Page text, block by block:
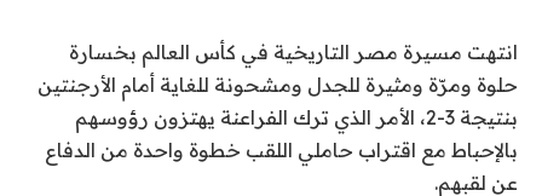
انتهت مسيرة مصر التاريخية في كأس العالم بخسارة
حلوة ومرّة ومثيرة للجدل ومشحونة للغاية أمام الأرجنتين
بنتيجة 3-2، الأمر الذي ترك الفراعنة يهتزون رؤوسهم
بالإحباط مع اقتراب حاملي اللقب خطوة واحدة من الدفاع
عن لقبهم.